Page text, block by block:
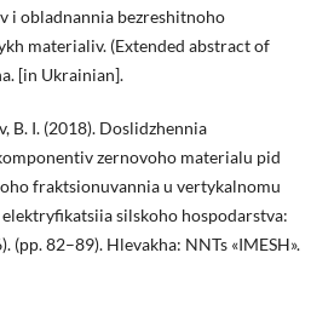
i obladnannia bezreshitnoho
materialiv. (Extended abstract of
[in Ukrainian].
B. I. (2018). Doslidzhennia
zernovoho materialu pid
fraktsionuvannia u vertykalnomu
silskoho hospodarstva:
(рр. 82–89). Hlevakha: NNTs «IMESH».